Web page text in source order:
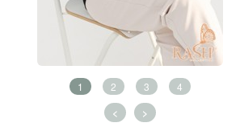
1 2 3 4
< >